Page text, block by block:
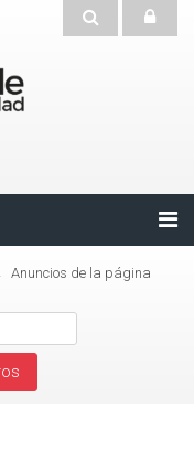
Anuncios de la página